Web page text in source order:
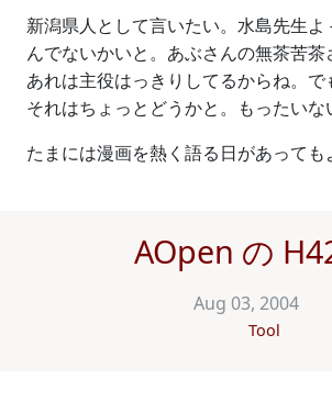
新潟県人として言いたい。水島先生
んでないかいと。あぶさんの無茶苦茶
あれは主役はっきりしてるからね。
それはちょっとどうかと。もったいな
たまには漫画を熱く語る日があっても
AOpen の
Aug 03, 2004
Tool